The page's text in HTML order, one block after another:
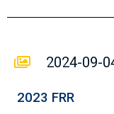
2024-09-
2023 FRR